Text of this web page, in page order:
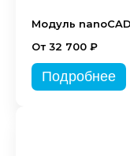
Модуль
От 32 700 ₽
Подробнее